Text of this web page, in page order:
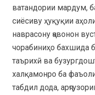
ватандории мардум,
сиёсиву ҳуқуқии
наврасону ҷавонон
чорабиниҳо бахшида
таърихӣ ва
халқамонро ба
табдил дода,